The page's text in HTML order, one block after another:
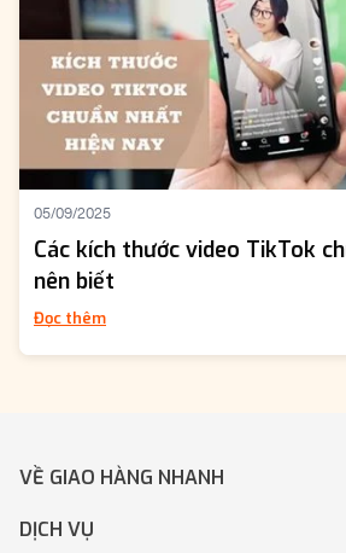
05/09/2025
Các kích thước video TikTok
nên biết
Đọc thêm
VỀ GIAO HÀNG NHANH
DỊCH VỤ